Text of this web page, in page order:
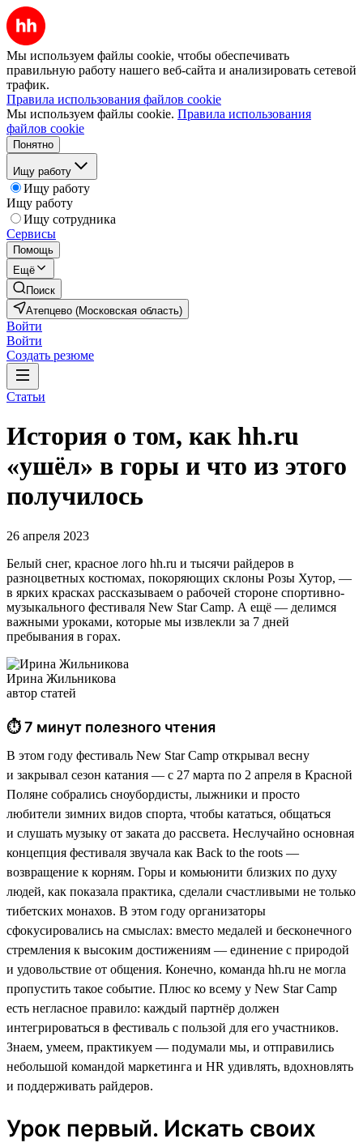
Мы используем файлы cookie, чтобы обеспечивать
правильную работу нашего веб-сайта и анализировать сетевой
трафик.
Правила использования файлов cookie
Мы используем файлы cookie. Правила использования
файлов cookie
Понятно
Ищу работу
Ищу работу
Ищу работу
Ищу сотрудника
Сервисы
Помощь
Ещё
Поиск
Атепцево (Московская область)
Войти
Войти
Создать резюме
Статьи
История о том, как hh.ru
«ушёл» в горы и что из этого
получилось
26 апреля 2023
Белый снег, красное лого hh.ru и тысячи райдеров в
разноцветных костюмах, покоряющих склоны Розы Хутор, —
в ярких красках рассказываем о рабочей стороне спортивно-
музыкального фестиваля New Star Camp. А ещё — делимся
важными уроками, которые мы извлекли за 7 дней
пребывания в горах.
Ирина Жильникова
автор статей
⏱ 7 минут полезного чтения
В этом году фестиваль New Star Camp открывал весну
и закрывал сезон катания — с 27 марта по 2 апреля в Красной
Поляне собрались сноубордисты, лыжники и просто
любители зимних видов спорта, чтобы кататься, общаться
и слушать музыку от заката до рассвета. Неслучайно основная
концепция фестиваля звучала как Back to the roots —
возвращение к корням. Горы и комьюнити близких по духу
людей, как показала практика, сделали счастливыми не только
тибетских монахов. В этом году организаторы
сфокусировались на смыслах: вместо медалей и бесконечного
стремления к высоким достижениям — единение с природой
и удовольствие от общения. Конечно, команда hh.ru не могла
пропустить такое событие. Плюс ко всему у New Star Camp
есть негласное правило: каждый партнёр должен
интегрироваться в фестиваль с пользой для его участников.
Знаем, умеем, практикуем — подумали мы, и отправились
небольшой командой маркетинга и HR удивлять, вдохновлять
и поддерживать райдеров.
Урок первый. Искать своих